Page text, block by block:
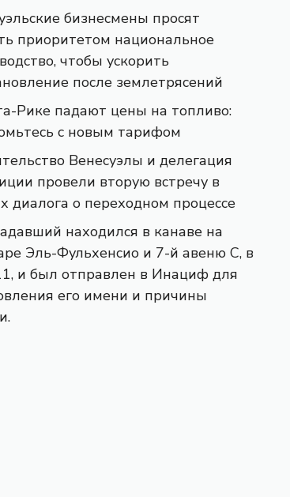
бизнесмены просят
приоритетом национальное
чтобы ускорить
после землетрясений
Рике падают цены на топливо:
с новым тарифом
Венесуэлы и делегация
провели вторую встречу в
диалога о переходном процессе
находился в канаве на
Эль-Фульхенсио и 7-й авеню С, в
и был отправлен в Инациф для
его имени и причины